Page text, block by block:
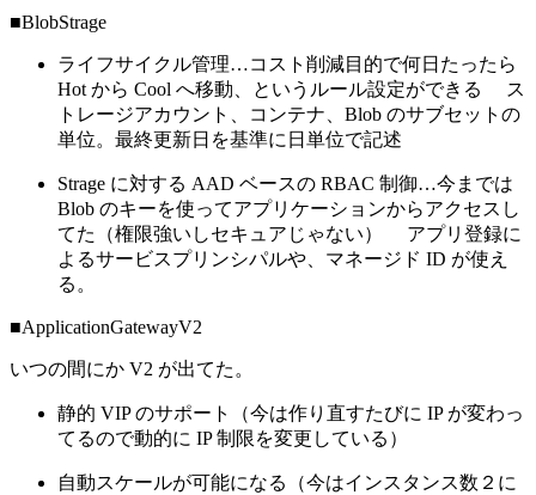
■BlobStrage
ライフサイクル管理…コスト削減目的で何日たったら
Hot から Cool へ移動、というルール設定ができる ス
トレージアカウント、コンテナ、Blob のサブセットの
単位。最終更新日を基準に日単位で記述
Strage に対する AAD ベースの RBAC 制御…今までは
Blob のキーを使ってアプリケーションからアクセスし
てた（権限強いしセキュアじゃない） アプリ登録に
よるサービスプリンシパルや、マネージド ID が使え
る。
■ApplicationGatewayV2
いつの間にか V2 が出てた。
静的 VIP のサポート（今は作り直すたびに IP が変わっ
てるので動的に IP 制限を変更している）
自動スケールが可能になる（今はインスタンス数２に